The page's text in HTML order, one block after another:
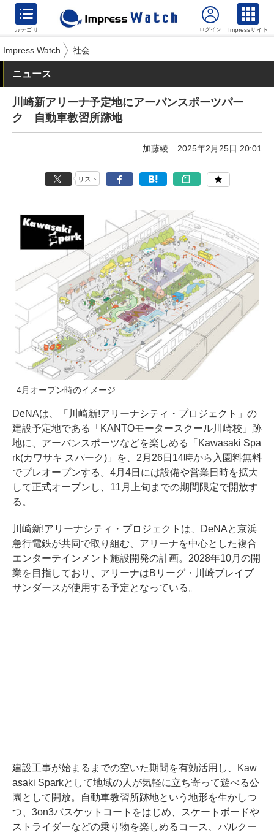
カテゴリ Impressサイト
Impress Watch 社会
ニュース
川崎新アリーナ予定地にアーバンスポーツパー
ク 自動車教習所跡地
加藤綾 2025年2月25日 20:01
リスト
4月オープン時のイメージ
DeNAは、「川崎新!アリーナシティ・プロジェクト」の
建設予定地である「KANTOモータースクール川崎校」跡
地に、アーバンスポーツなどを楽しめる「Kawasaki Spa
rk(カワサキ スパーク)」を、2月26日14時から入園料無料
でプレオープンする。4月4日には設備や営業日時を拡大
して正式オープンし、11月上旬までの期間限定で開放す
る。
川崎新!アリーナシティ・プロジェクトは、DeNAと京浜
急行電鉄が共同で取り組む、アリーナを中心とした複合
エンターテインメント施設開発の計画。2028年10月の開
業を目指しており、アリーナはBリーグ・川崎ブレイブ
サンダースが使用する予定となっている。
建設工事が始まるまでの空いた期間を有効活用し、Kaw
asaki Sparkとして地域の人が気軽に立ち寄って遊べる公
園として開放。自動車教習所跡地という地形を生かしつ
つ、3on3バスケットコートをはじめ、スケートボードや
ストライダーなどの乗り物を楽しめるコース、パルクー